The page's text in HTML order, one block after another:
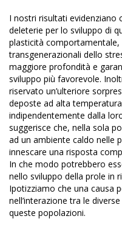
I nostri risultati evidenziano
deleterie per lo sviluppo di
plasticità
transgenerazionali dello
maggiore profondità e
sviluppo più favorevole.
riservato un’ulteriore
deposte ad alta
indipendentemente dalla
suggerisce che, nella sola
ad un ambiente caldo nelle
innescare una risposta
In che modo potrebbero
nello sviluppo della prole in
Ipotizziamo che una causa
nell’interazione tra le
queste popolazioni.